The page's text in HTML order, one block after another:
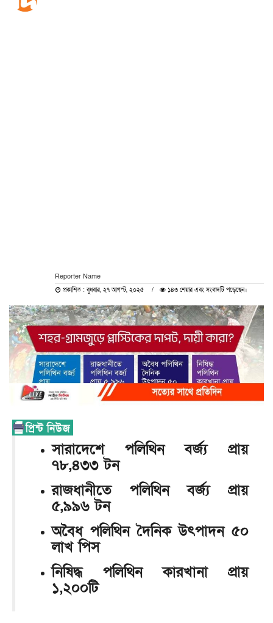
Reporter Name
প্রকাশিত : বুধবার, ২৭ আগস্ট, ২০২৫ ১৪৩ শেয়ার এবং সংবাদটি পড়েছেন।
সারাদেশে পলিথিন বর্জ্য প্রায়
৭৮,৪৩৩ টন
রাজধানীতে পলিথিন বর্জ্য প্রায়
৫,৯৯৬ টন
অবৈধ পলিথিন দৈনিক উৎপাদন ৫০
লাখ পিস
নিষিদ্ধ পলিথিন কারখানা প্রায়
১,২০০টি